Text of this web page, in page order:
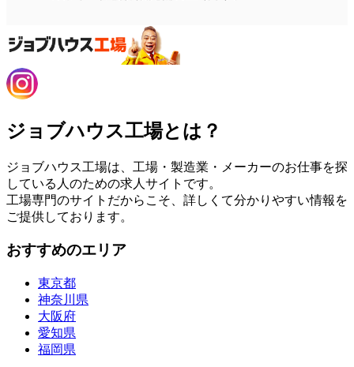
ジョブハウス工場とは？
ジョブハウス工場は、工場・製造業・メーカーのお仕事を探
している人のための求人サイトです。
工場専門のサイトだからこそ、詳しくて分かりやすい情報を
ご提供しております。
おすすめのエリア
東京都
神奈川県
大阪府
愛知県
福岡県